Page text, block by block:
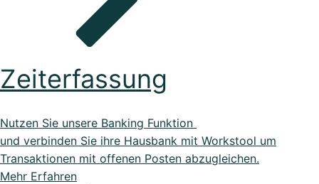
Zeiterfassung
Nutzen Sie unsere Banking Funktion
und verbinden Sie ihre Hausbank mit Workstool um
Transaktionen mit offenen Posten abzugleichen.
Mehr Erfahren